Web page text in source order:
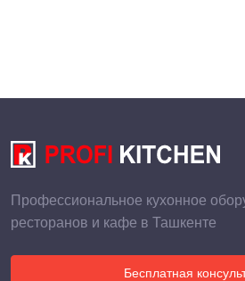
Профессиональное кухонное
ресторанов и кафе в Ташкенте
Бесплатная